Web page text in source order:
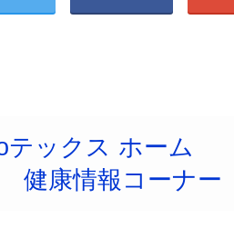
テックス ホーム
健康情報コーナー